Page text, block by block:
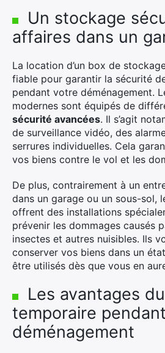
Un stockage
affaires dans un
La location d’un box de
fiable pour garantir la sécurité
pendant votre déménagement.
modernes sont équipés de
sécurité avancées. Il s’agit
de surveillance vidéo, des
serrures individuelles. Cela
vos biens contre le vol et les
De plus, contrairement à un
dans un garage ou un sous-sol,
offrent des installations
prévenir les dommages causés
insectes et autres nuisibles. Ils
conserver vos biens dans un
être utilisés dès que vous en
Les avantages
temporaire
déménagement
Rechercher
: